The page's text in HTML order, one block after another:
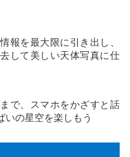
報を最大限に引き出し、
して美しい天体写真に仕
で、スマホをかざすと話
いの星空を楽しもう